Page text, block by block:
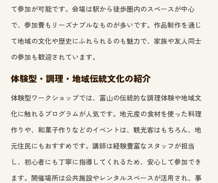
て参加が可能です。会場は駅から徒歩圏内のスペースが中心
で、参加費もリーズナブルなものが多いです。作品制作を通じ
て地域の文化や歴史にふれられるのも魅力で、家族や友人同士
の参加も歓迎されています。
体験型・調理・地域伝統文化の紹介
体験型ワークショップでは、富山の伝統的な調理体験や地域文
化に触れるプログラムが人気です。地元産の食材を使った料理
作りや、和菓子作りなどのイベントは、観光客はもちろん、地
元住民にもおすすめです。講師は経験豊富なスタッフが担当
し、初心者にも丁寧に指導してくれるため、安心して参加でき
ます。開催場所は公共施設やレンタルスペースが活用され、事